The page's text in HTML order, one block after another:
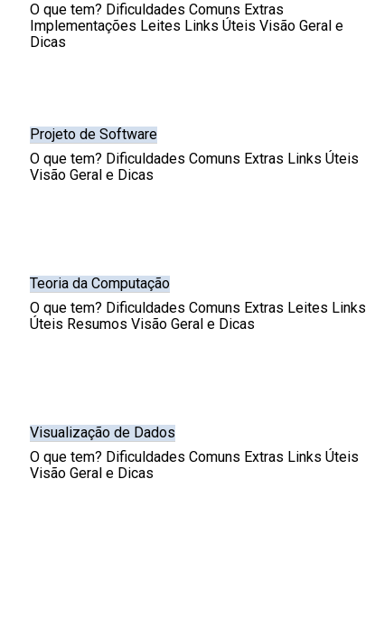
O que tem? Dificuldades Comuns Extras
Implementações Leites Links Úteis Visão Geral e
Dicas
Projeto de Software
O que tem? Dificuldades Comuns Extras Links Úteis
Visão Geral e Dicas
Teoria da Computação
O que tem? Dificuldades Comuns Extras Leites Links
Úteis Resumos Visão Geral e Dicas
Visualização de Dados
O que tem? Dificuldades Comuns Extras Links Úteis
Visão Geral e Dicas